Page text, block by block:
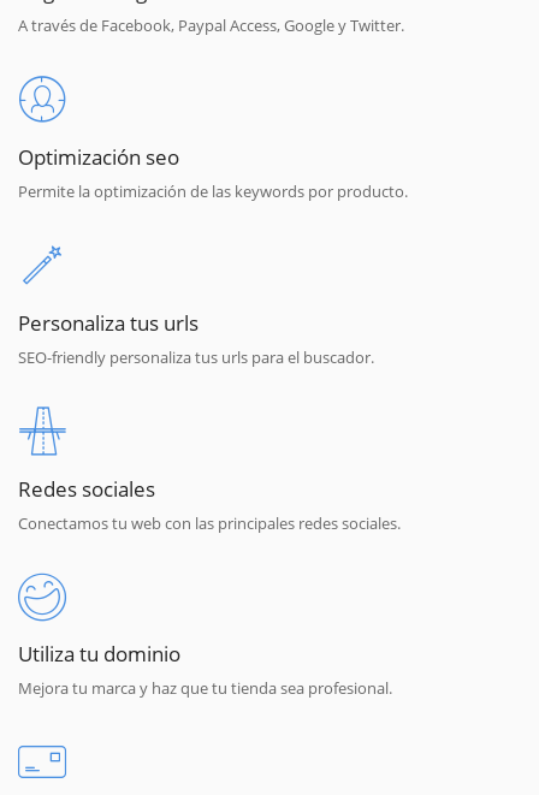
A través de Facebook, Paypal Access, Google y Twitter.
Optimización seo
Permite la optimización de las keywords por producto.
Personaliza tus urls
SEO-friendly personaliza tus urls para el buscador.
Redes sociales
Conectamos tu web con las principales redes sociales.
Utiliza tu dominio
Mejora tu marca y haz que tu tienda sea profesional.